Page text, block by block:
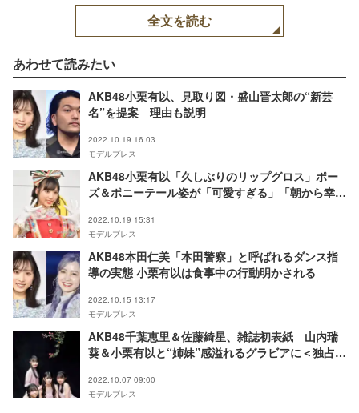
P.I.C.S.／舞台小戸川交通
全文を読む
あわせて読みたい
AKB48小栗有以、見取り図・盛山晋太郎の“新芸
名”を提案 理由も説明
2022.10.19 16:03
モデルプレス
AKB48小栗有以「久しぶりのリップグロス」ポー
ズ＆ポニーテール姿が「可愛すぎる」「朝から幸
2022.10.19 15:31
モデルプレス
AKB48本田仁美「本田警察」と呼ばれるダンス指
導の実態 小栗有以は食事中の行動明かされる
2022.10.15 13:17
モデルプレス
AKB48千葉恵里＆佐藤綺星、雑誌初表紙 山内瑞
葵＆小栗有以と“姉妹”感溢れるグラビアに＜独占カ
2022.10.07 09:00
モデルプレス